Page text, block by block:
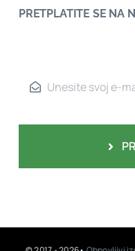
PRETPLATITE SE NA